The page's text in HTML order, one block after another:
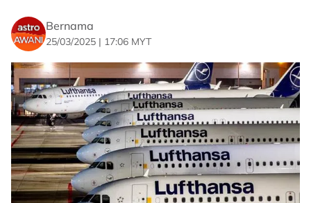
Bernama
25/03/2025 | 17:06 MYT